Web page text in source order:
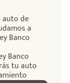
de
a
Banco
Banco
tu auto